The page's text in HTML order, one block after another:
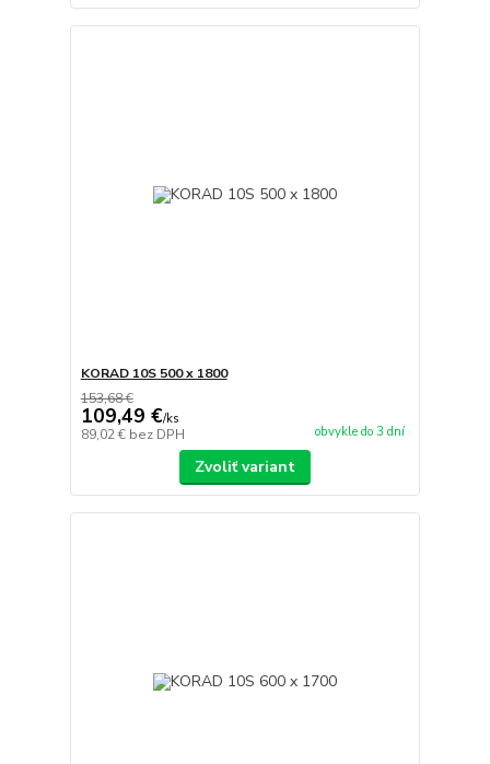
KORAD 10S 500 x 1800
153,68 €
109,49 €/ks
89,02 € bez DPH obvykle do 3 dní
Zvoliť variant